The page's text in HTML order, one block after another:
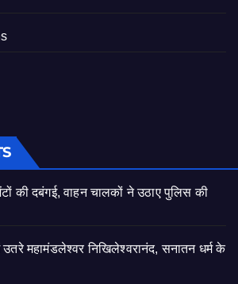
की दबंगई, वाहन चालकों ने उठाए पुलिस की
उतरे महामंडलेश्वर निखिलेश्वरानंद, सनातन धर्म के